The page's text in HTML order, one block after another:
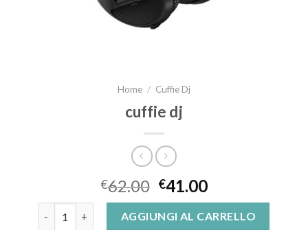
Home / Cuffie Dj
cuffie dj
€62.00 €41.00
AGGIUNGI AL CARRELLO